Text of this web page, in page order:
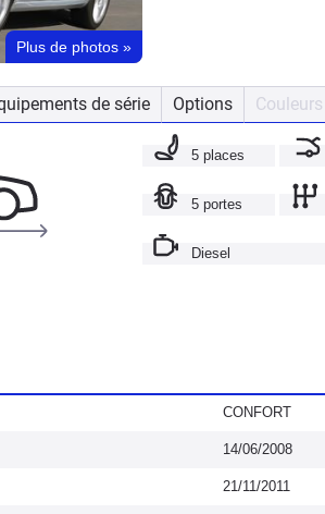
Plus de photos »
de série Options Couleurs
5 places
5 portes
Diesel
CONFORT
14/06/2008
21/11/2011